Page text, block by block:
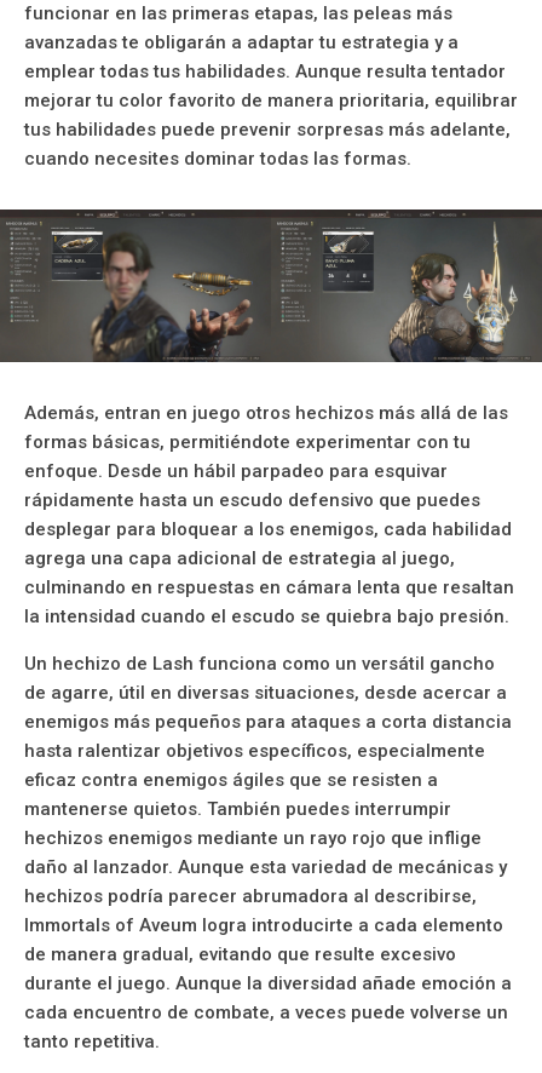
funcionar en las primeras etapas, las peleas más
avanzadas te obligarán a adaptar tu estrategia y a
emplear todas tus habilidades. Aunque resulta tentador
mejorar tu color favorito de manera prioritaria, equilibrar
tus habilidades puede prevenir sorpresas más adelante,
cuando necesites dominar todas las formas.
Además, entran en juego otros hechizos más allá de las
formas básicas, permitiéndote experimentar con tu
enfoque. Desde un hábil parpadeo para esquivar
rápidamente hasta un escudo defensivo que puedes
desplegar para bloquear a los enemigos, cada habilidad
agrega una capa adicional de estrategia al juego,
culminando en respuestas en cámara lenta que resaltan
la intensidad cuando el escudo se quiebra bajo presión.
Un hechizo de Lash funciona como un versátil gancho
de agarre, útil en diversas situaciones, desde acercar a
enemigos más pequeños para ataques a corta distancia
hasta ralentizar objetivos específicos, especialmente
eficaz contra enemigos ágiles que se resisten a
mantenerse quietos. También puedes interrumpir
hechizos enemigos mediante un rayo rojo que inflige
daño al lanzador. Aunque esta variedad de mecánicas y
hechizos podría parecer abrumadora al describirse,
Immortals of Aveum logra introducirte a cada elemento
de manera gradual, evitando que resulte excesivo
durante el juego. Aunque la diversidad añade emoción a
cada encuentro de combate, a veces puede volverse un
tanto repetitiva.